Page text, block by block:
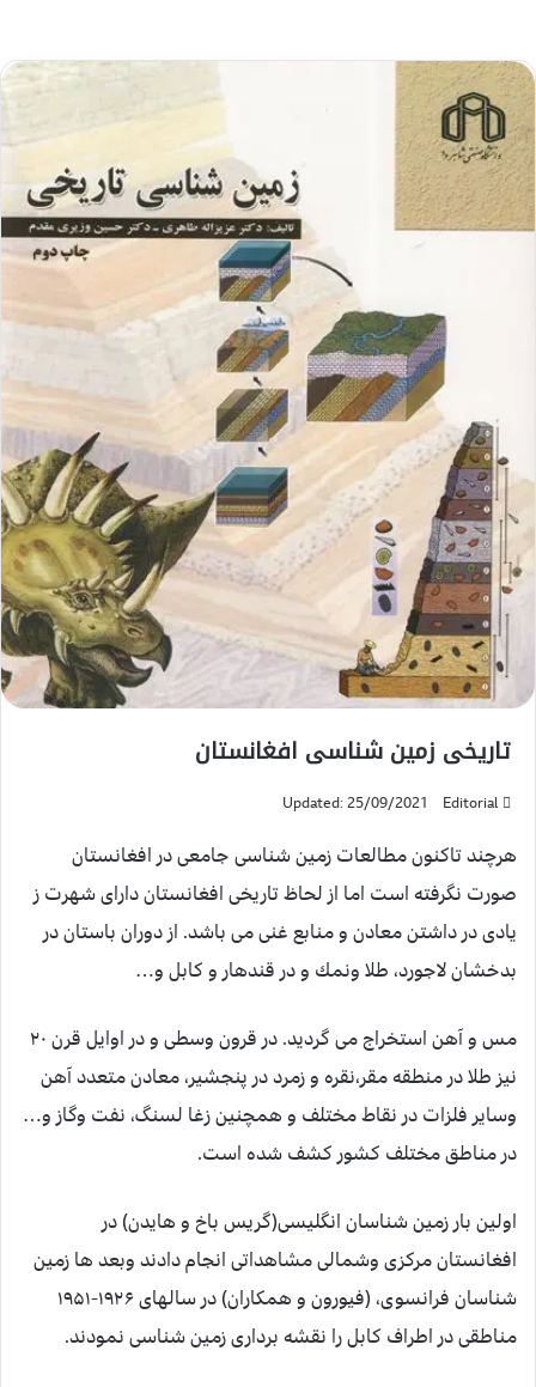
تاریخی زمین شناسی افغانستان
Editorial
Updated: 25/09/2021
هرچند تاكنون مطالعات زمین شناسی جامعی در افغانستان
صورت نگرفته است اما از لحاظ تاریخی افغانستان دارای شهرت ز
یادی در داشتن معادن و منابع غنی می باشد. از دوران باستان در
بدخشان لاجورد، طلا ونمك و در قندهار و كابل و…
مس و آهن استخراج می گردید. در قرون وسطی و در اوایل قرن ۲۰
نیز طلا در منطقه مقر،نقره و زمرد در پنجشیر، معادن متعدد آهن
وسایر فلزات در نقاط مختلف و همچنین زغا لسنگ، نفت وگاز و…
در مناطق مختلف كشور كشف شده است.
اولین بار زمین شناسان انگلیسی(گریس باخ و هایدن) در
افغانستان مركزی وشمالی مشاهداتی انجام دادند وبعد ها زمین
شناسان فرانسوی، (فیورون و همكاران) در سالهای ۱۹۲۶-۱۹۵۱
مناطقی در اطراف كابل را نقشه برداری زمین شناسی نمودند.